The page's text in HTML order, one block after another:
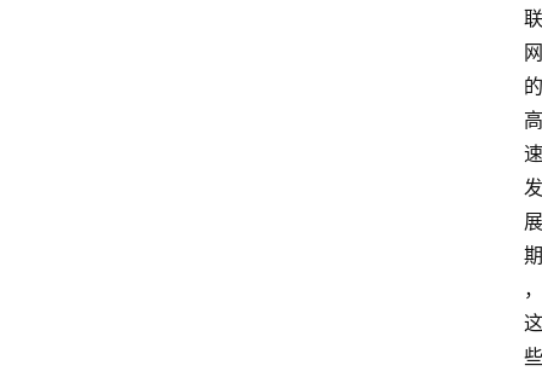
联
网
的
高
速
发
展
期
，
这
些